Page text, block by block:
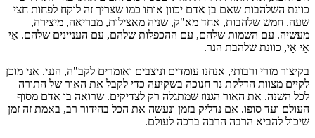
כוונת השלהבות שאם בן אדם יכוון אותו כמו שצריך זה לוקח לפחות חצי
שעה. חמש שלהבות, אחד מא"ק, שניה מאצילות, מבריאה, מיצירה,
מעשיה. עם השמות שלהם, עם ההכפלות שלהם, עם העניינים שלהם. אַי
אַי אַי, כוונת שלהבת הנר.
בקיצור מורי ורבותי, אנחנו עומדים וניצבים ואומרים לקב"ה, הנני. אני מוכן
לקיים מצוות הדלקת נר חנוכה בשקיעה כדי לקבל את האור של התורה
לכל השנה. את האור הגנוז שמתגלה רק לצדיקים. שרואה בו אדם מסוף
העולם ועד סופו. אם נדליק בזמן ונעשה את הכל בהידור רב, באמת זה זמן
שיכול להביא הרבה הרבה ברכה לעולם.